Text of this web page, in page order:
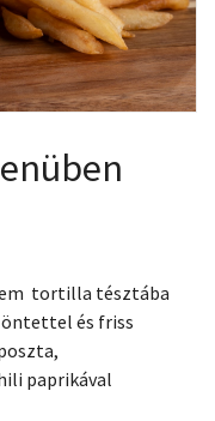
tortilla tésztába
és friss
paprikával